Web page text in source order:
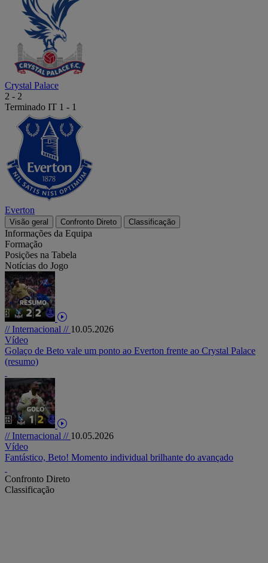
Crystal Palace
2 - 2
Terminado IT 1 - 1
Everton
Visão geral Confronto Direto Classificação
Informações da Equipa
Formação
Posições na Tabela
Notícias do Jogo
// Internacional // 10.05.2026
Vídeo
Golaço de Beto vale um ponto ao Everton frente ao Crystal Palace
(resumo)
// Internacional // 10.05.2026
Vídeo
Fantástico, Beto! Momento individual brilhante do avançado
Confronto Direto
Classificação